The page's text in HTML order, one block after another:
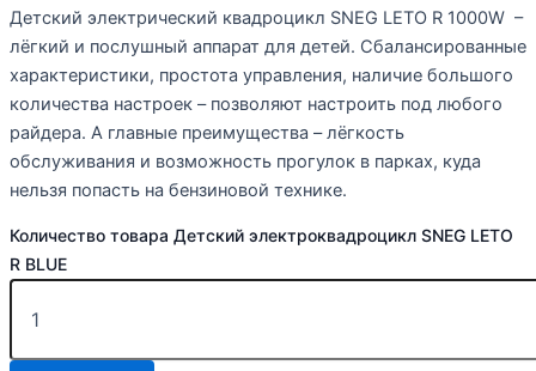
Детский электрический квадроцикл SNEG LETO R 1000W –
лёгкий и послушный аппарат для детей. Сбалансированные
характеристики, простота управления, наличие большого
количества настроек – позволяют настроить под любого
райдера. А главные преимущества – лёгкость
обслуживания и возможность прогулок в парках, куда
нельзя попасть на бензиновой технике.
Количество товара Детский электроквадроцикл SNEG LETO
R BLUE